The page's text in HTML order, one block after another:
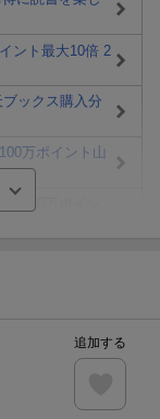
ント最大10倍 2
ブックス購入分
万ポイント山
円OFFクーポン
演ペアチケット
追加する